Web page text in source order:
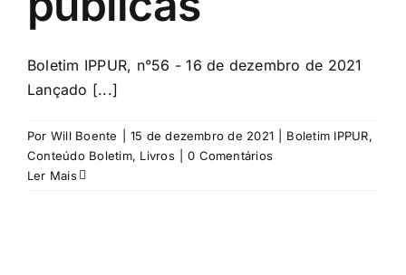
Boletim IPPUR, n°56 - 16 de dezembro de 2021
Lançado [...]
Por Will Boente 15 de dezembro de 2021 Boletim IPPUR,
Conteúdo Boletim, Livros
0 Comentários
Ler Mais